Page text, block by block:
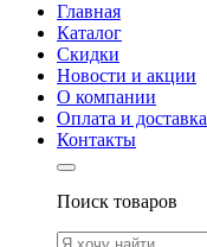
Главная
Каталог
Скидки
Новости и акции
О компании
Оплата и доставка
Контакты
Поиск товаров